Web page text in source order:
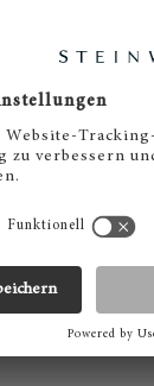
60325
Mit dem
Ihnen mit
vom